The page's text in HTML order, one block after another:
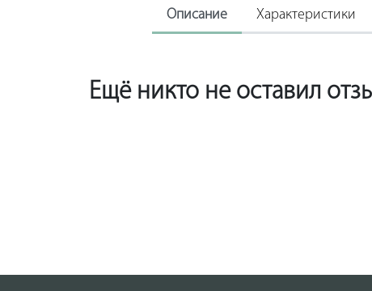
Описание Характеристики
Ещё никто не оставил